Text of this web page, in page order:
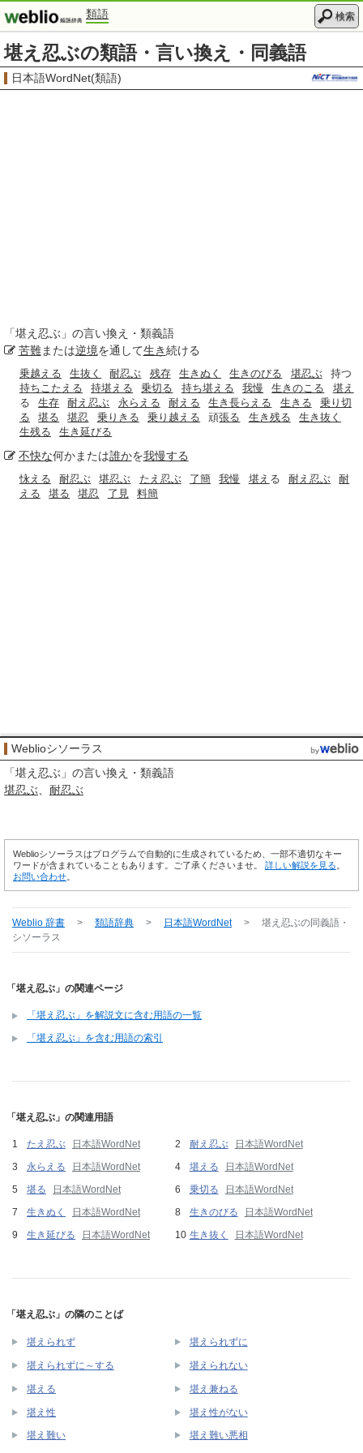
類語 検索
堪え忍ぶの類語・言い換え・同義語
日本語WordNet(類語)
「堪え忍ぶ 」の言い換え・類義語
苦難または逆境を通して生き続ける
乗越える 生抜く 耐忍ぶ 残存 生きぬく 生きのびる 堪忍ぶ
持つ
持ちこたえる
持堪える 乗切る 持ち堪える 我慢 生きのこる
堪え
る
生存 耐え忍ぶ 永らえる 耐える 生き長らえる 生きる
乗り切
る
堪る 堪忍 乗りきる 乗り越える 頑張る 生き残る
生き抜く
生残る
生き延びる
不快な何かまたは誰かを我慢する
怺える 耐忍ぶ 堪忍ぶ たえ忍ぶ 了簡 我慢 堪え る 耐え忍ぶ
耐
える
堪る 堪忍 了見 料簡
Weblioシソーラス
「堪え忍ぶ 」の言い換え・類義語
堪忍ぶ
耐忍ぶ
Weblioシソーラスはプログラムで自動的に生成されているため、一部不適切なキー
ワードが含まれていることもあります。ご了承くださいませ。 詳しい解説を見る
お問い合わせ
Weblio 辞書 > 類語辞典 > 日本語WordNet > 堪え忍ぶの同義語・
シソーラス
「堪え忍ぶ」の関連ページ
「堪え忍ぶ」を解説文に含む用語の一覧
「堪え忍ぶ」を含む用語の索引
「堪え忍ぶ」の関連用語
たえ忍ぶ 日本語WordNet 耐え忍ぶ
日本語WordNet
永らえる
日本語WordNet 堪える
日本語WordNet
堪る
日本語WordNet 乗切る
日本語WordNet
生きぬく
日本語WordNet 生きのびる
日本語WordNet
生き延びる
日本語WordNet 生き抜く 日本語WordNet
「堪え忍ぶ」の隣のことば
堪えられず 堪えられずに
堪えられずに～する 堪えられない
堪える 堪え兼ねる
堪え性 堪え性がない
堪え難い 堪え難い悪相